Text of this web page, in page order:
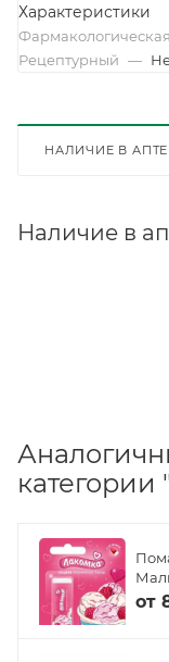
Характеристики
Рецептурный —
НАЛИЧИЕ В
Наличие в
категории
от